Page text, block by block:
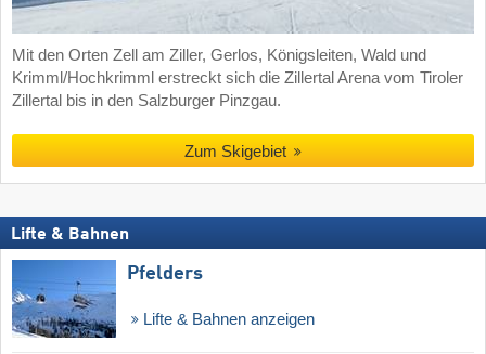
Mit den Orten Zell am Ziller, Gerlos, Königsleiten, Wald und
Krimml/Hochkrimml erstreckt sich die Zillertal Arena vom Tiroler
Zillertal bis in den Salzburger Pinzgau.
Zum Skigebiet
Lifte & Bahnen
Pfelders
Lifte & Bahnen anzeigen